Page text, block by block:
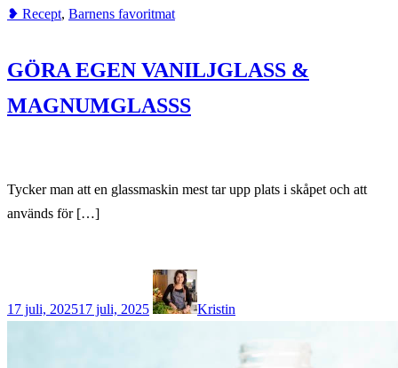
❥ Recept, Barnens favoritmat
GÖRA EGEN VANILJGLASS &
MAGNUMGLASSS
Tycker man att en glassmaskin mest tar upp plats i skåpet och att
används för […]
17 juli, 202517 juli, 2025 Kristin